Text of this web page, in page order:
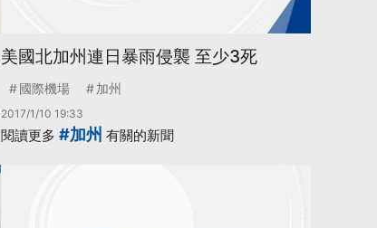
美國北加州連日暴雨侵襲 至少3死
國際機場 加州
2017/1/10 19:33
閱讀更多 #加州 有關的新聞